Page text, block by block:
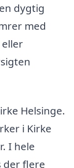
dygtig
med
Helsinge.
i Kirke
I hele
der flere